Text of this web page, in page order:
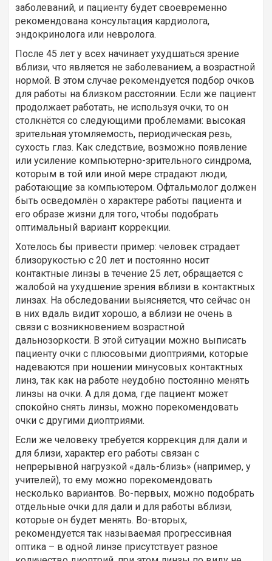
заболеваний, и пациенту будет своевременно
рекомендована консультация кардиолога,
эндокринолога или невролога.
После 45 лет у всех начинает ухудшаться зрение
вблизи, что является не заболеванием, а возрастной
нормой. В этом случае рекомендуется подбор очков
для работы на близком расстоянии. Если же пациент
продолжает работать, не используя очки, то он
столкнётся со следующими проблемами: высокая
зрительная утомляемость, периодическая резь,
сухость глаз. Как следствие, возможно появление
или усиление компьютерно-зрительного синдрома,
которым в той или иной мере страдают люди,
работающие за компьютером. Офтальмолог должен
быть осведомлён о характере работы пациента и
его образе жизни для того, чтобы подобрать
оптимальный вариант коррекции.
Хотелось бы привести пример: человек страдает
близорукостью с 20 лет и постоянно носит
контактные линзы в течение 25 лет, обращается с
жалобой на ухудшение зрения вблизи в контактных
линзах. На обследовании выясняется, что сейчас он
в них вдаль видит хорошо, а вблизи не очень в
связи с возникновением возрастной
дальнозоркости. В этой ситуации можно выписать
пациенту очки с плюсовыми диоптриями, которые
надеваются при ношении минусовых контактных
линз, так как на работе неудобно постоянно менять
линзы на очки. А для дома, где пациент может
спокойно снять линзы, можно порекомендовать
очки с другими диоптриями.
Если же человеку требуется коррекция для дали и
для близи, характер его работы связан с
непрерывной нагрузкой «даль-близь» (например, у
учителей), то ему можно порекомендовать
несколько вариантов. Во-первых, можно подобрать
отдельные очки для дали и для работы вблизи,
которые он будет менять. Во-вторых,
рекомендуется так называемая прогрессивная
оптика – в одной линзе присутствует разное